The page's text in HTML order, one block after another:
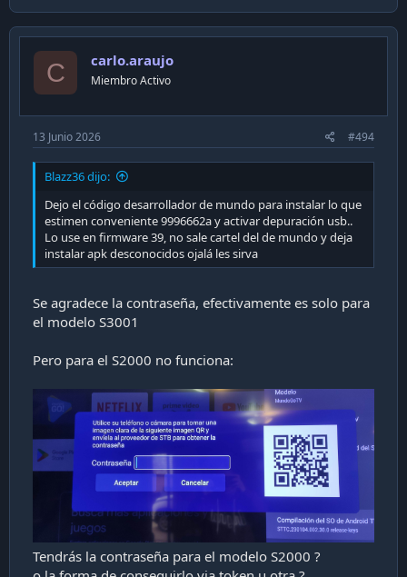
c
t
o
n
C carlo.araujo
Miembro Activo
13 Junio 2026 #494
Blazz36 dijo:
Dejo el código desarrollador de mundo para instalar lo que
estimen conveniente 9996662a y activar depuración usb..
Lo use en firmware 39, no sale cartel del de mundo y deja
instalar apk desconocidos ojalá les sirva
Se agradece la contraseña, efectivamente es solo para
el modelo S3001
Pero para el S2000 no funciona:
Tendrás la contraseña para el modelo S2000 ?